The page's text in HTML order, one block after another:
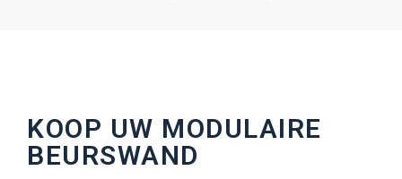
KOOP UW MODULAIRE
BEURSWAND